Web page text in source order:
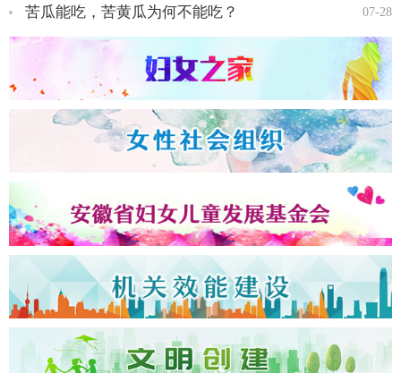
全国三八红旗手王会知…
全国三八红旗手李丹…
07-28
苦瓜能吃，苦黄瓜为何不能吃？